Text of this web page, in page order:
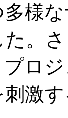
様
た。
プロ
激